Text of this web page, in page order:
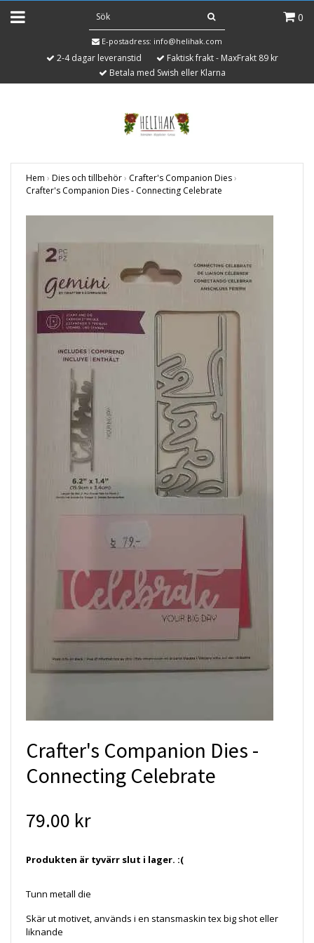
0
E-postadress: info@helihak.com
2-4 dagar leveranstid
Faktisk frakt - MaxFrakt 89 kr
Betala med Swish eller Klarna
Hem › Dies och tillbehör› Crafter's Companion Dies›
Crafter's Companion Dies - Connecting Celebrate
Crafter's Companion Dies -
Connecting Celebrate
79.00 kr
Produkten är tyvärr slut i lager. :(
Tunn metall die
Skär ut motivet, används i en stansmaskin tex big shot eller
liknande